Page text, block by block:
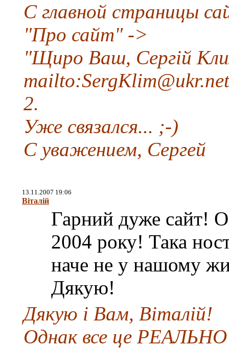
С главной страницы
"Про сайт" ->
"Щиро Ваш, Сергій
mailto:SergKlim@ukr.net
2.
Уже связался... ;-)
С уважением, Сергей
13.11.2007 19:06
Віталій
Гарний дуже сайт!
2004 року! Така
наче не у нашому
Дякую!
Дякую і Вам, Віталій!
Однак все це